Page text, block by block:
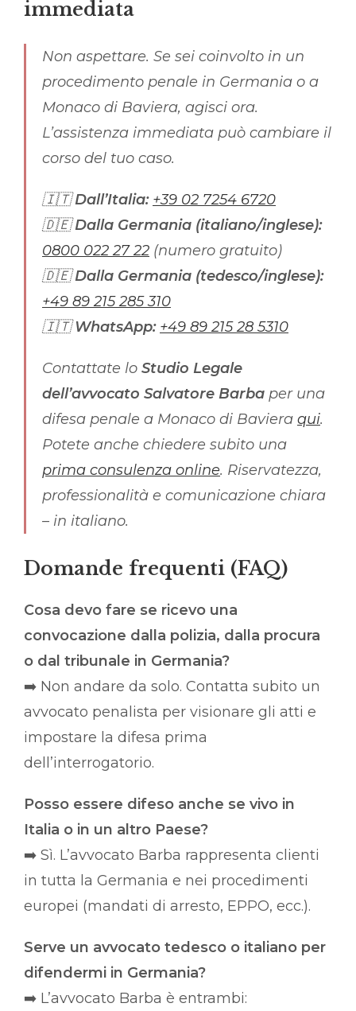
immediata
Non aspettare. Se sei coinvolto in un
procedimento penale in Germania o a
Monaco di Baviera, agisci ora.
L’assistenza immediata può cambiare il
corso del tuo caso.
🇮🇹Dall’Italia: +39 02 7254 6720
🇩🇪Dalla Germania (italiano/inglese):
0800 022 27 22 (numero gratuito)
🇩🇪Dalla Germania (tedesco/inglese):
+49 89 215 285 310
🇮🇹WhatsApp: +49 89 215 28 5310
Contattate lo Studio Legale
dell’avvocato Salvatore Barba per una
difesa penale a Monaco di Baviera qui.
Potete anche chiedere subito una
prima consulenza online. Riservatezza,
professionalità e comunicazione chiara
– in italiano.
Domande frequenti (FAQ)
Cosa devo fare se ricevo una
convocazione dalla polizia, dalla procura
o dal tribunale in Germania?
➡️ Non andare da solo. Contatta subito un
avvocato penalista per visionare gli atti e
impostare la difesa prima
dell’interrogatorio.
Posso essere difeso anche se vivo in
Italia o in un altro Paese?
➡️ Sì. L’avvocato Barba rappresenta clienti
in tutta la Germania e nei procedimenti
europei (mandati di arresto, EPPO, ecc.).
Serve un avvocato tedesco o italiano per
difendermi in Germania?
➡️ L’avvocato Barba è entrambi: